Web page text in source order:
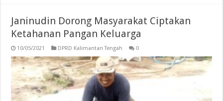
Janinudin Dorong Masyarakat Ciptakan
Ketahanan Pangan Keluarga
10/05/2021 DPRD Kalimantan Tengah 0